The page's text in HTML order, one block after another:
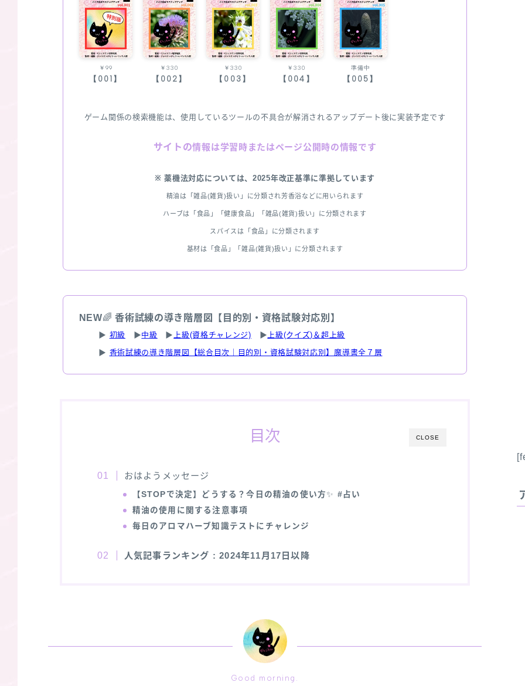
￥99
【001】
￥330
【002】
￥330
【003】
￥330
【004】
準備中
【005】
ゲーム関係の検索機能は、使用しているツールの不具合が解消されるアップデート後に実装予定です
サイトの情報は学習時またはページ公開時の情報です
※ 薬機法対応については、2025年改正基準に準拠しています
精油は「雑品(雑貨)扱い」に分類され芳香浴などに用いられます
ハーブは「食品」「健康食品」「雑品(雑貨)扱い」に分類されます
スパイスは「食品」に分類されます
基材は「食品」「雑品(雑貨)扱い」に分類されます
NEW🌈香術試練の導き階層図【目的別・資格試験対応別】
▶ 初級 ▶中級 ▶ 上級(資格チャレンジ) ▶ 上級(クイズ)＆超上級
▶ 香術試練の導き階層図【総合目次｜目的別・資格試験対応別】魔導書全７層
CLOSE
目次
おはようメッセージ
【STOPで決定】どうする？今日の精油の使い方✨ #占い
精油の使用に関する注意事項
毎日のアロマハーブ知識テストにチャレンジ
人気記事ランキング : 2024年11月17日以降
Good morning.